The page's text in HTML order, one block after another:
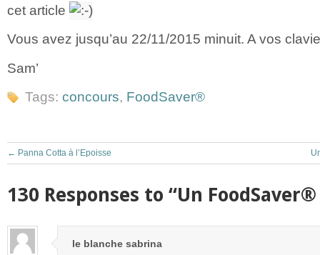
cet article
Vous avez jusqu’au 22/11/2015 minuit. A vos
Sam’
Tags: concours, FoodSaver®
← Panna Cotta à l’Epoisse
130 Responses to “Un
le blanche sabrina